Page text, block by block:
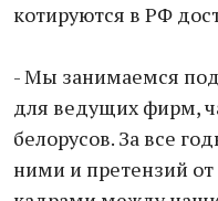
котируются в РФ
- Мы занимаемся
для ведущих фирм,
белорусов. За все
ними и претензий